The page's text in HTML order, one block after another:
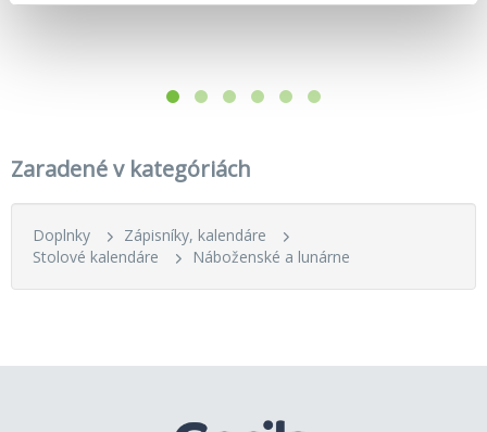
Zaradené v kategóriách
Doplnky
Zápisníky, kalendáre
Stolové kalendáre
Náboženské a lunárne